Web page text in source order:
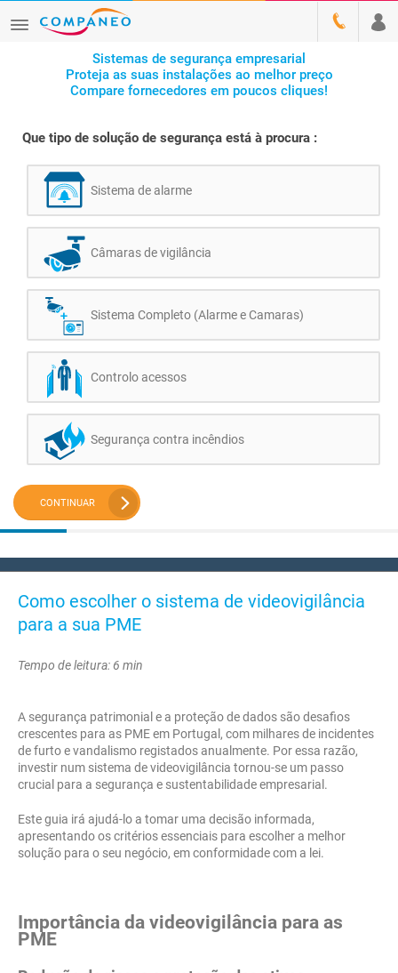
Sistemas de segurança empresarial
Proteja as suas instalações ao melhor preço
Compare fornecedores em poucos cliques!
Que tipo de solução de segurança está à procura :
Sistema de alarme
Câmaras de vigilância
Sistema Completo (Alarme e Camaras)
Controlo acessos
Segurança contra incêndios
CONTINUAR
Como escolher o sistema de videovigilância
para a sua PME
Tempo de leitura: 6 min
A segurança patrimonial e a proteção de dados são desafios
crescentes para as PME em Portugal, com milhares de incidentes
de furto e vandalismo registados anualmente. Por essa razão,
investir num sistema de videovigilância tornou-se um passo
crucial para a segurança e sustentabilidade empresarial.
Este guia irá ajudá-lo a tomar uma decisão informada,
apresentando os critérios essenciais para escolher a melhor
solução para o seu negócio, em conformidade com a lei.
Importância da videovigilância para as
PME